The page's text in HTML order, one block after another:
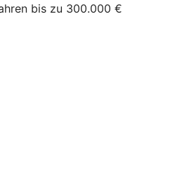
bis zu 300.000 €